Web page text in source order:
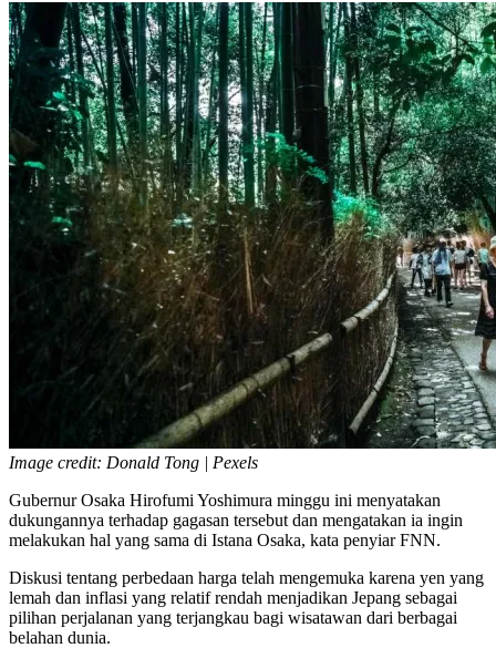
Image credit: Donald Tong | Pexels
Gubernur Osaka Hirofumi Yoshimura minggu ini menyatakan
dukungannya terhadap gagasan tersebut dan mengatakan ia ingin
melakukan hal yang sama di Istana Osaka, kata penyiar FNN.
Diskusi tentang perbedaan harga telah mengemuka karena yen yang
lemah dan inflasi yang relatif rendah menjadikan Jepang sebagai
pilihan perjalanan yang terjangkau bagi wisatawan dari berbagai
belahan dunia.